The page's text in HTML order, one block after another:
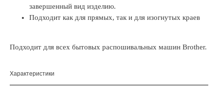
завершенный вид изделию.
Подходит как для прямых, так и для изогнутых краев
Подходит для всех бытовых распошивальных машин Brother.
Характеристики